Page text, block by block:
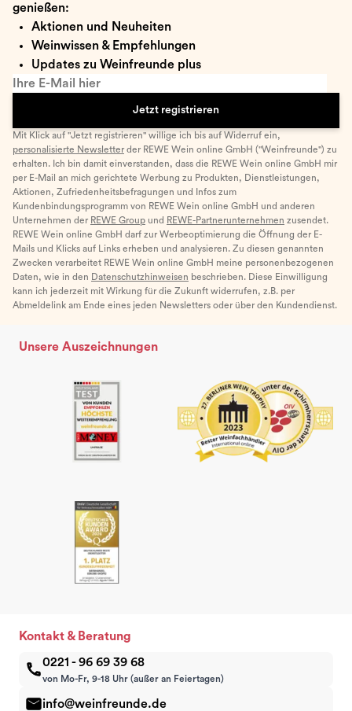
genießen:
Aktionen und Neuheiten
Weinwissen & Empfehlungen
Updates zu Weinfreunde plus
Ihre E-Mail hier
Jetzt registrieren
Mit Klick auf "Jetzt registrieren" willige ich bis auf Widerruf ein,
personalisierte Newsletter der REWE Wein online GmbH ("Weinfreunde") zu
erhalten. Ich bin damit einverstanden, dass die REWE Wein online GmbH mir
per E-Mail an mich gerichtete Werbung zu Produkten, Dienstleistungen,
Aktionen, Zufriedenheitsbefragungen und Infos zum
Kundenbindungsprogramm von REWE Wein online GmbH und anderen
Unternehmen der REWE Group und REWE-Partnerunternehmen zusendet.
REWE Wein online GmbH darf zur Werbeoptimierung die Öffnung der E-
Mails und Klicks auf Links erheben und analysieren. Zu diesen genannten
Zwecken verarbeitet REWE Wein online GmbH meine personenbezogenen
Daten, wie in den Datenschutzhinweisen beschrieben. Diese Einwilligung
kann ich jederzeit mit Wirkung für die Zukunft widerrufen, z.B. per
Abmeldelink am Ende eines jeden Newsletters oder über den Kundendienst.
Unsere Auszeichnungen
Kontakt & Beratung
0221 - 96 69 39 68
von Mo-Fr, 9-18 Uhr (außer an Feiertagen)
info@weinfreunde.de